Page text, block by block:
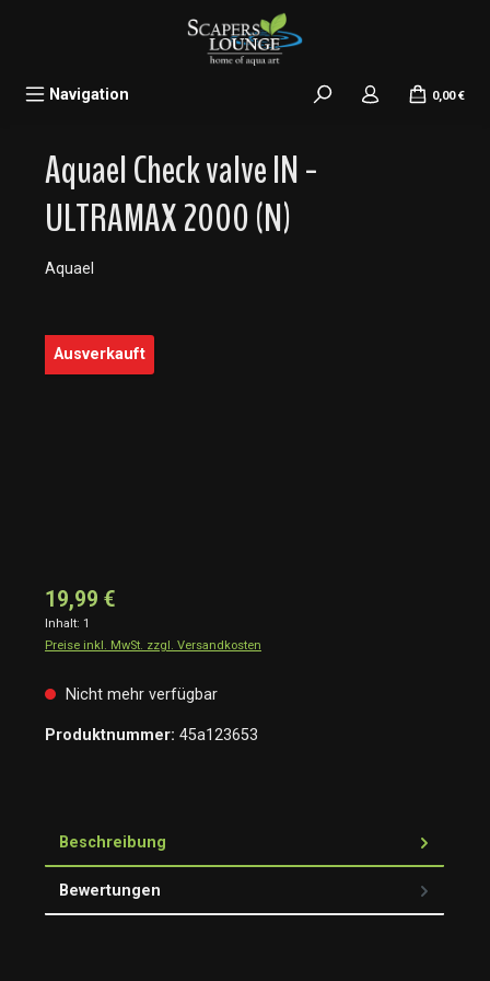
Navigation 0,00 €
Aquael Check valve IN -
ULTRAMAX 2000 (N)
Aquael
Bildergalerie überspringen
Ausverkauft
19,99 €
Inhalt: 1
Preise inkl. MwSt. zzgl. Versandkosten
Nicht mehr verfügbar
Produktnummer: 45a123653
Beschreibung
Bewertungen